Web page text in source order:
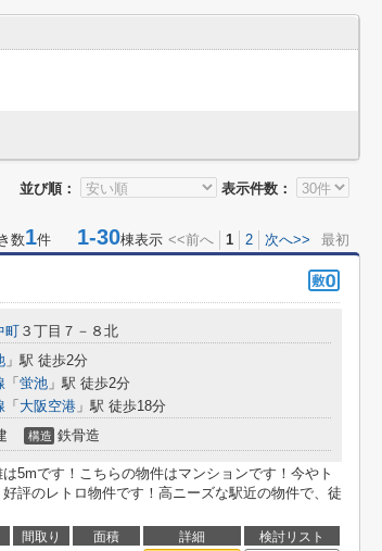
並び順： 表示件数：
数1件 1-30棟表示 <<前へ 1 2 次へ>> 最初
町 ３丁目７－８北
」駅 徒歩2分
「 蛍池 」駅 徒歩2分
「 大阪空港 」駅 徒歩18分
構造 鉄骨造
5mです！こちらの物件はマンションです！今やト
評のレトロ物件です！高ニーズな駅近の物件で、徒
間取り 面積 詳細
検討リスト